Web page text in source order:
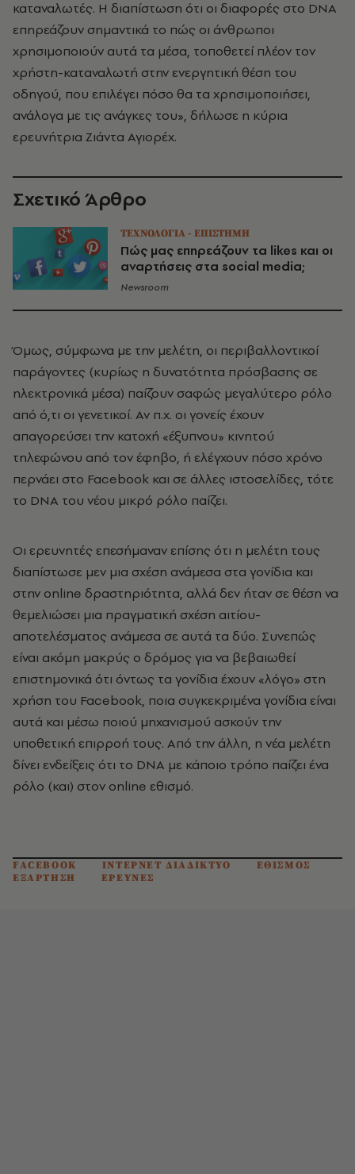
καταναλωτές. Η διαπίστωση ότι οι διαφορές στο DNA
επηρεάζουν σημαντικά το πώς οι άνθρωποι
χρησιμοποιούν αυτά τα μέσα, τοποθετεί πλέον τον
χρήστη-καταναλωτή στην ενεργητική θέση του
οδηγού, που επιλέγει πόσο θα τα χρησιμοποιήσει,
ανάλογα με τις ανάγκες του», δήλωσε η κύρια
ερευνήτρια Ζιάντα Αγιορέχ.
Σχετικό Άρθρο
ΤΕΧΝΟΛΟΓΙΑ - ΕΠΙΣΤΗΜΗ
Πώς μας επηρεάζουν τα likes και οι
αναρτήσεις στα social media;
Newsroom
Όμως, σύμφωνα με την μελέτη, οι περιβαλλοντικοί
παράγοντες (κυρίως η δυνατότητα πρόσβασης σε
ηλεκτρονικά μέσα) παίζουν σαφώς μεγαλύτερο ρόλο
από ό,τι οι γενετικοί. Αν π.χ. οι γονείς έχουν
απαγορεύσει την κατοχή «έξυπνου» κινητού
τηλεφώνου από τον έφηβο, ή ελέγχουν πόσο χρόνο
περνάει στο Facebook και σε άλλες ιστοσελίδες, τότε
το DNA του νέου μικρό ρόλο παίζει.
Οι ερευνητές επεσήμαναν επίσης ότι η μελέτη τους
διαπίστωσε μεν μια σχέση ανάμεσα στα γονίδια και
στην online δραστηριότητα, αλλά δεν ήταν σε θέση να
θεμελιώσει μια πραγματική σχέση αιτίου-
αποτελέσματος ανάμεσα σε αυτά τα δύο. Συνεπώς
είναι ακόμη μακρύς ο δρόμος για να βεβαιωθεί
επιστημονικά ότι όντως τα γονίδια έχουν «λόγο» στη
χρήση του Facebook, ποια συγκεκριμένα γονίδια είναι
αυτά και μέσω ποιού μηχανισμού ασκούν την
υποθετική επιρροή τους. Από την άλλη, η νέα μελέτη
δίνει ενδείξεις ότι το DNA με κάποιο τρόπο παίζει ένα
ρόλο (και) στον online εθισμό.
FACEBOOK ΙΝΤΕΡΝΕΤ ΔΙΑΔΙΚΤΥΟ
ΕΘΙΣΜΟΣ
ΕΞΑΡΤΗΣΗ
ΕΡΕΥΝΕΣ